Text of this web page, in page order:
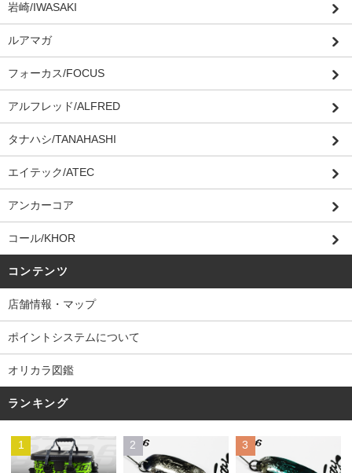
岩崎/IWASAKI
ルアマガ
フォーカス/FOCUS
アルフレッド/ALFRED
タナハシ/TANAHASHI
エイテック/ATEC
アンカーコア
コール/KHOR
コンテンツ
店舗情報・マップ
ポイントシステムについて
オリカラ図鑑
ランキング
1 2 3